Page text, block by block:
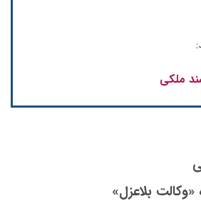
ملکی
«وکالت بلاعزل»